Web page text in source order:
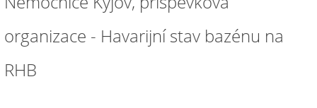
organizace - Havarijní stav bazénu na
RHB